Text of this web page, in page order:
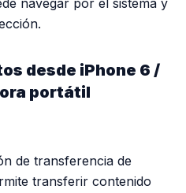
navegar por el sistema y
desde iPhone 6 /
portátil
de transferencia de
transferir contenido